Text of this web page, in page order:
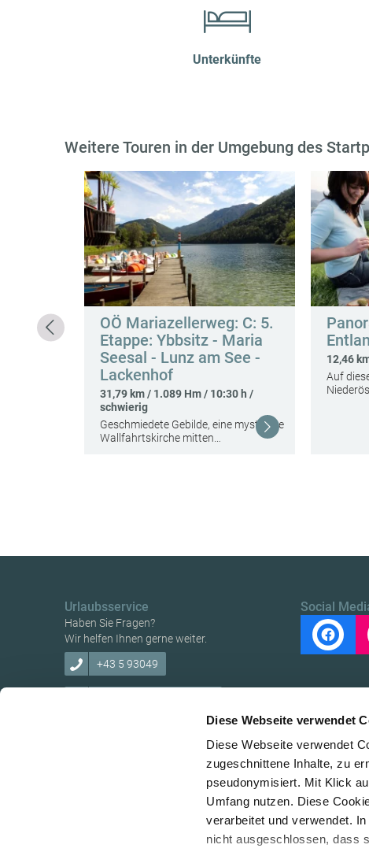
Diese Webseite verwendet
Diese Webseite verwendet
zugeschnittene Inhalte, zu
pseudonymisiert. Mit Klick
Umfang nutzen. Diese
verarbeitet und verwendet.
nicht ausgeschlossen, dass
Unterkünfte
Weitere Touren in der Umgebung des
Weiterlesen
OÖ Mariazellerweg: C: 5.
Etappe: Ybbsitz - Maria
Seesal - Lunz am See -
Lackenhof
31,79 km / 1.089 Hm / 10:30 h /
schwierig
Geschmiedete Gebilde, eine mystische
Wallfahrtskirche mitten…
12,46
Auf
Urlaubsservice
Haben Sie Fragen?
Wir helfen Ihnen gerne weiter.
+43 5 93049
Social
Copyright © Verein Ybbstaler Alpen